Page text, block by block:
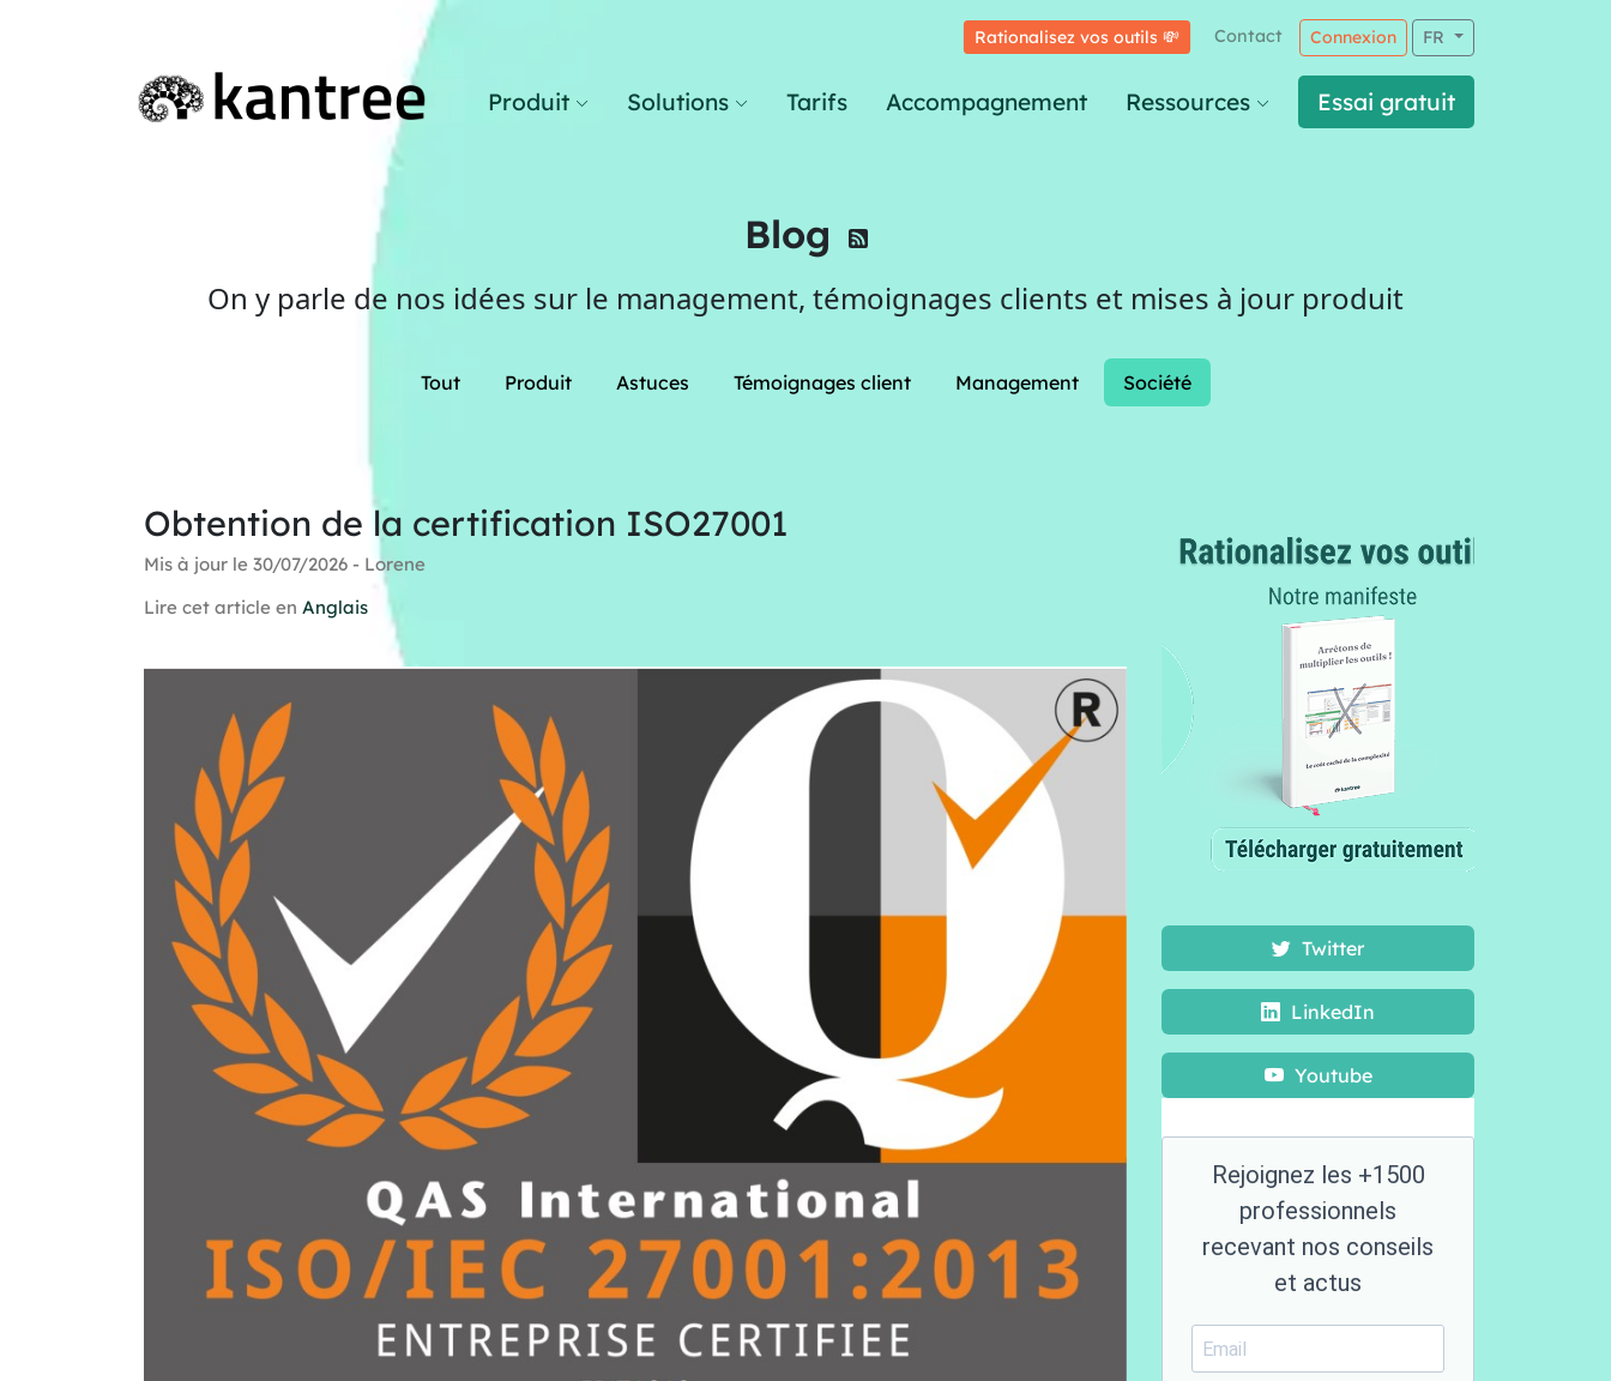
Rationalisez vos outils 💸 Contact Connexion FR
Produit Solutions Tarifs Accompagnement Ressources Essai gratuit
Blog
On y parle de nos idées sur le management, témoignages clients et mises à jour produit
Tout Produit Astuces Témoignages client Management Société
Obtention de la certification ISO27001
Mis à jour le 30/07/2026 - Lorene
Lire cet article en Anglais
Twitter
LinkedIn
Youtube
Rejoignez les +1500
professionnels
recevant nos conseils
et actus